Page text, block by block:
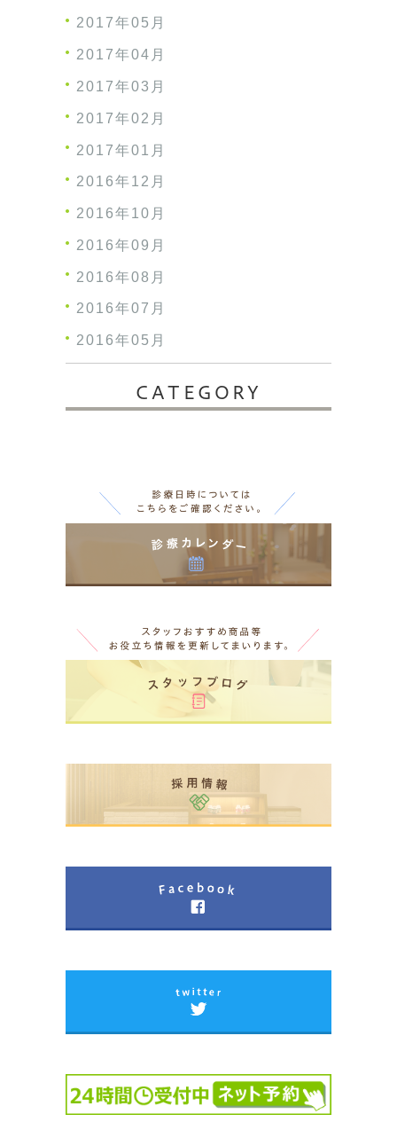
2017年05月
2017年04月
2017年03月
2017年02月
2017年01月
2016年12月
2016年10月
2016年09月
2016年08月
2016年07月
2016年05月
CATEGORY